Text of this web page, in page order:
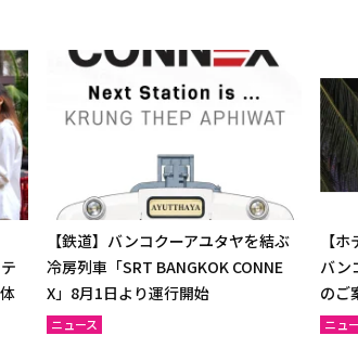
【鉄道】バンコクーアユタヤを結ぶ
冷房列車「SRT BANGKOK CONNE
X」8月1日より運行開始
ニュース
【
バン
のご
ニュ